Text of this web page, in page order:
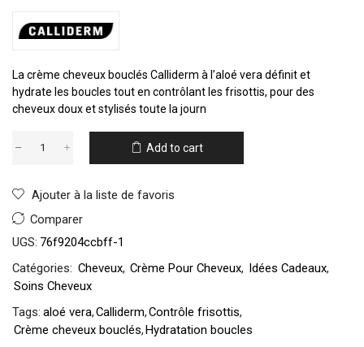
La crème cheveux bouclés Calliderm à l’aloé vera définit et
hydrate les boucles tout en contrôlant les frisottis, pour des
cheveux doux et stylisés toute la journ
Add to cart
Ajouter à la liste de favoris
Comparer
UGS: 76f9204ccbff-1
Catégories: Cheveux, Crème Pour Cheveux, Idées Cadeaux,
Soins Cheveux
Tags: aloé vera,Calliderm,Contrôle frisottis,
Crème cheveux bouclés,Hydratation boucles